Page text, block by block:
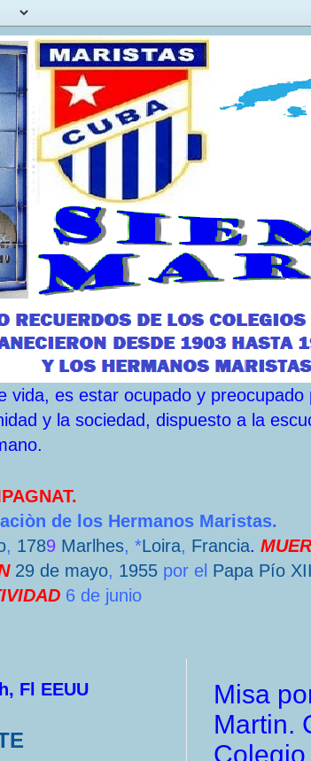
vida, es estar ocupado y
y la sociedad, dispuesto a la
de los Hermanos Maristas.
, 1789 Marlhes, *Loira, Francia.
29 de mayo, 1955 por el Papa Pío XII
6 de junio
Misa
Martin.
Fl EEUU